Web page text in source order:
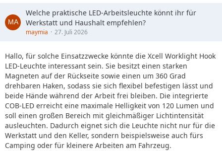
Welche praktische LED-Arbeitsleuchte könnt ihr für
Werkstatt und Haushalt empfehlen?
maymia 27. Juli 2026
Hallo, für solche Einsatzzwecke könnte die Xcell Worklight Hook
LED-Leuchte interessant sein. Sie besitzt einen starken
Magneten auf der Rückseite sowie einen um 360 Grad
drehbaren Haken, sodass sie sich flexibel befestigen lässt und
beide Hände während der Arbeit frei bleiben. Die integrierte
COB-LED erreicht eine maximale Helligkeit von 120 Lumen und
soll einen großen Bereich mit gleichmäßiger Lichtintensität
ausleuchten. Dadurch eignet sich die Leuchte nicht nur für die
Werkstatt und den Keller, sondern beispielsweise auch fürs
Camping oder für kleinere Arbeiten am Fahrzeug.